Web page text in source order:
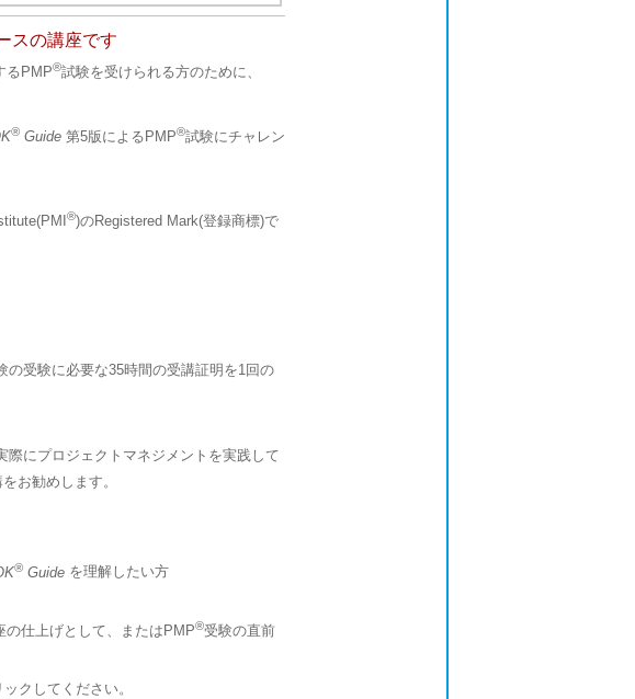
スの講座です
るPMP®試験を受けられる方のために、
® Guide 第5版によるPMP®試験にチャレン
®)のRegistered Mark(登録商標)で
の受験に必要な35時間の受講証明を1回の
にプロジェクトマネジメントを実践して
お勧めします。
® Guide を理解したい方
仕上げとして、またはPMP®受験の直前
クしてください。